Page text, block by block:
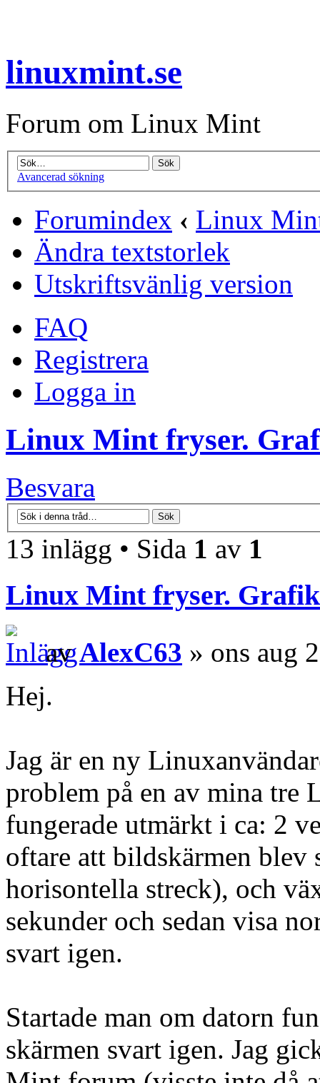
linuxmint.se
Forum om Linux Mint
Avancerad sökning
Forumindex ‹ Linux
Ändra textstorlek
Utskriftsvänlig version
FAQ
Registrera
Logga in
Linux Mint fryser.
Besvara
13 inlägg • Sida 1 av 1
Linux Mint fryser.
avAlexC63 » ons aug
Hej.
Jag är en ny
problem på en av mina
fungerade utmärkt i ca: 2
oftare att bildskärmen blev
horisontella streck), och
sekunder och sedan visa
svart igen.
Startade man om datorn
skärmen svart igen. Jag